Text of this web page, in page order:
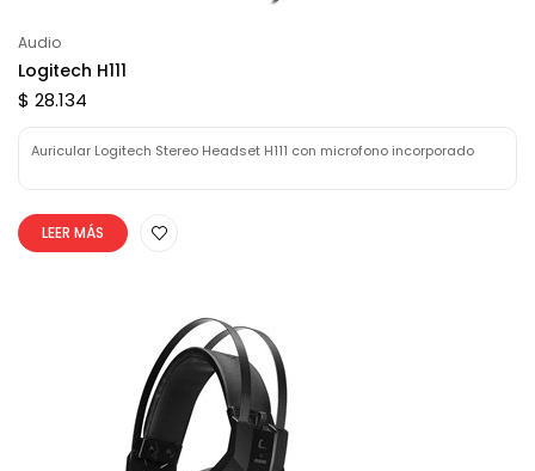
Audio
Logitech H111
$ 28.134
Auricular Logitech Stereo Headset H111 con microfono incorporado
LEER MÁS